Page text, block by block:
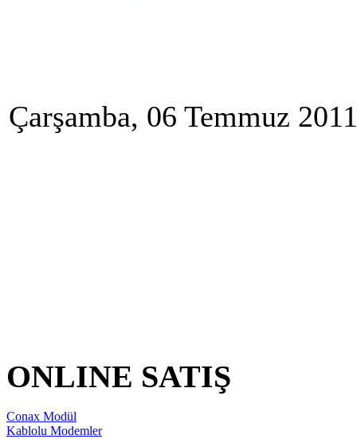
Çarşamba, 06 Temmuz
ONLINE SATIŞ
Conax Modül
Kablolu Modemler